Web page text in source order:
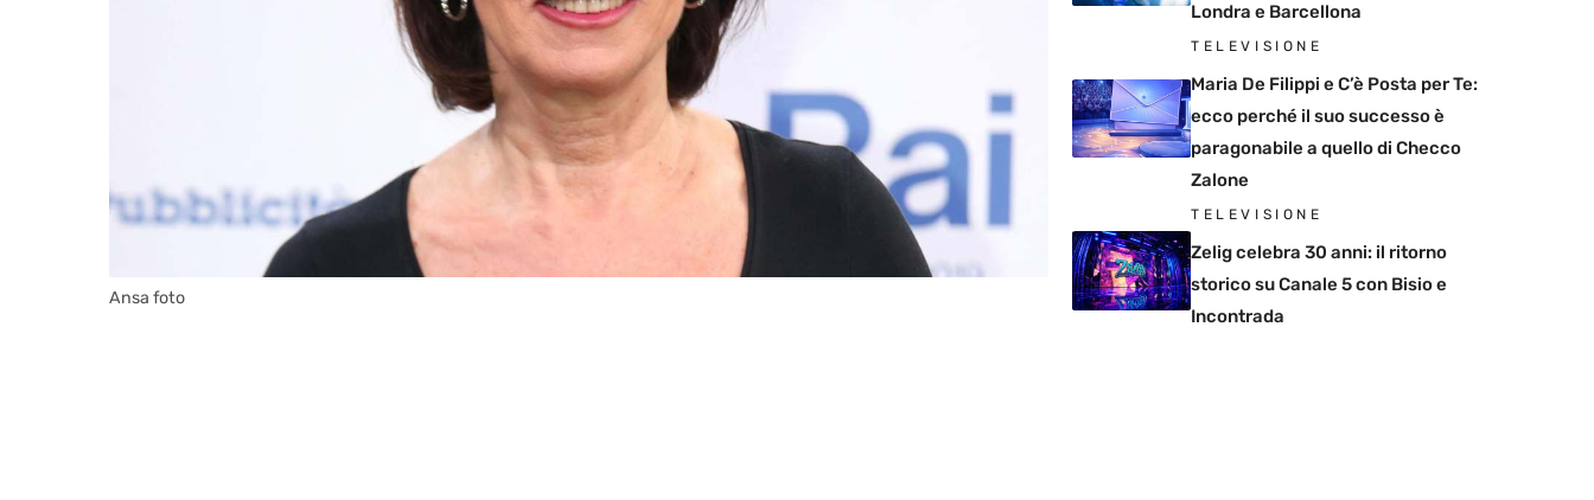
Ansa foto
Londra e Barcellona
TELEVISIONE
Maria De Filippi e C’è Posta per Te:
ecco perché il suo successo è
paragonabile a quello di Checco
Zalone
TELEVISIONE
Zelig celebra 30 anni: il ritorno
storico su Canale 5 con Bisio e
Incontrada